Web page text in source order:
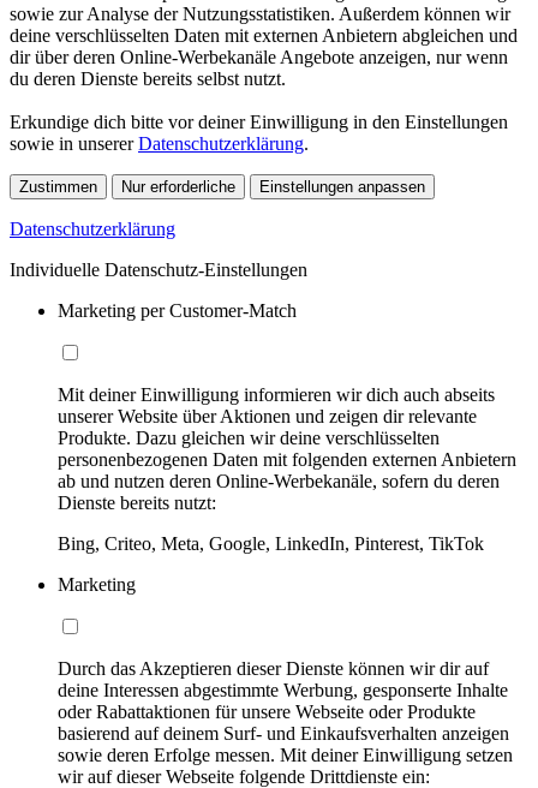
sowie zur Analyse der Nutzungsstatistiken. Außerdem können wir
deine verschlüsselten Daten mit externen Anbietern abgleichen und
dir über deren Online-Werbekanäle Angebote anzeigen, nur wenn
du deren Dienste bereits selbst nutzt.
Erkundige dich bitte vor deiner Einwilligung in den Einstellungen
sowie in unsererDatenschutzerklärung.
Zustimmen Nur erforderliche Einstellungen anpassen
Datenschutzerklärung
Individuelle Datenschutz-Einstellungen
Marketing per Customer-Match
Mit deiner Einwilligung informieren wir dich auch abseits
unserer Website über Aktionen und zeigen dir relevante
Produkte. Dazu gleichen wir deine verschlüsselten
personenbezogenen Daten mit folgenden externen Anbietern
ab und nutzen deren Online-Werbekanäle, sofern du deren
Dienste bereits nutzt:
Bing, Criteo, Meta, Google, LinkedIn, Pinterest, TikTok
Marketing
Durch das Akzeptieren dieser Dienste können wir dir auf
deine Interessen abgestimmte Werbung, gesponserte Inhalte
oder Rabattaktionen für unsere Webseite oder Produkte
basierend auf deinem Surf- und Einkaufsverhalten anzeigen
sowie deren Erfolge messen. Mit deiner Einwilligung setzen
wir auf dieser Webseite folgende Drittdienste ein: